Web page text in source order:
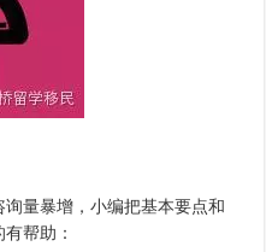
量暴增，小编把基本要点和
帮助：